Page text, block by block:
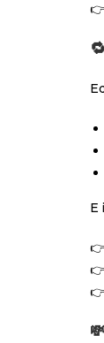
👉
🔁
E